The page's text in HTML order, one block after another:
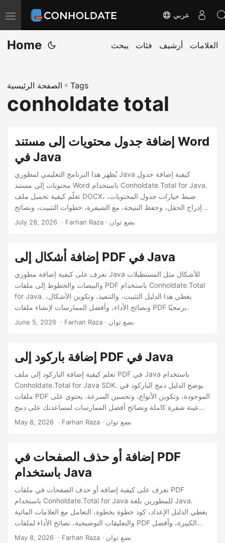
ت
ب
د
ا
ل
ق
ل
عربي
Home يبحث فئات أرشيف العلامات
الصفحة الرئيسية » Tags
conholdate total
إضافة جدول محتويات إلى مستند Word
في Java
يُظهر هذا البرنامج التعليمي لمطوري Java كيفية إضافة جدول
محتويات إلى مستند Word باستخدام Conholdate.Total for Java.
تعلّم كيفية تحميل ملف DOCX، ضبط خيارات جدول المحتويات،
إدراج الحقل، وحفظ النتيجة، مع الشيفرة، خطوات التثبيت، ونصائح
للأتمتة.
July 28, 2026 ‎ · Farhan Raza · بضع ثوان
إضافة أشكال إلى PDF في Java
تعرف على كيفية إضافة مطوري Java للأشكال مثل المستطيلات
والبيضات والخطوط إلى ملفات PDF باستخدام Conholdate.Total
for Java. يغطي هذا الدليل التثبيت، والتنفيذ، وتكوين الأشكال،
ونصائح الأداء، وأفضل الممارسات لإنشاء ملفات PDF برمجيًا.
June 5, 2026 ‎ · Farhan Raza · بضع ثوان
إضافة باركود إلى PDF في Java
تعلم كيفية إضافة الباركود إلى ملف PDF في Java باستخدام
Conholdate.Total for Java SDK. يوضح الدليل دمج الباركود في
ملفات PDF الموجودة، وتكوين الأنواع، وتحسين السرعة. يحتوي على
عينة شفرة كاملة ونصائح أفضل الممارسات لمساعدتك على دمج
May 8, 2026 ‎ · Farhan Raza · بضع ثوان
إضافة أو حذف الصفحات في PDF
باستخدام Java
تعرف على كيفية إضافة أو حذف الصفحات في ملفات PDF
باستخدام Conholdate.Total for Java للمطورين بلغة Java.
يغطي الدليل الإعداد، كود خطوة بخطوة، التعامل مع العلامات المائية
والتعليقات التوضيحية، نصائح الأداء لملفات PDF الكبيرة، وأفضل
الممارسات لدمج تعديل الصفحات.
May 8, 2026 ‎ · Farhan Raza · بضع ثوان